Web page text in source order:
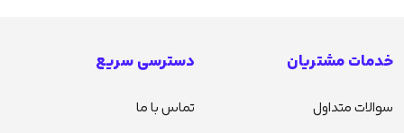
خدمات مشتریان
سوالات متداول
دسترسی سریع
تماس با ما